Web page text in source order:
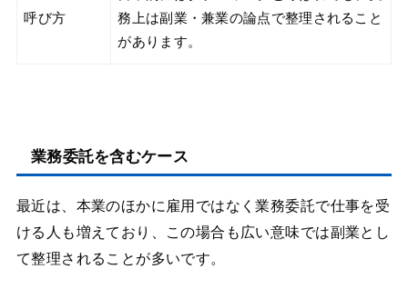
呼び方
務上は副業・兼業の論点で整理されること
があります。
業務委託を含むケース
最近は、本業のほかに雇用ではなく業務委託で仕事を受
ける人も増えており、この場合も広い意味では副業とし
て整理されることが多いです。